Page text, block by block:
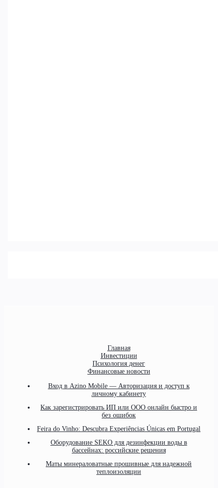
Главная
Инвестиции
Психология денег
Финансовые новости
Вход в Azino Mobile — Авторизация и доступ к
личному кабинету
Как зарегистрировать ИП или ООО онлайн быстро и
без ошибок
Feira do Vinho: Descubra Experiências Únicas em Portugal
Оборудование SEKO для дезинфекции воды в
бассейнах: российские решения
Маты минераловатные прошивные для надежной
теплоизоляции